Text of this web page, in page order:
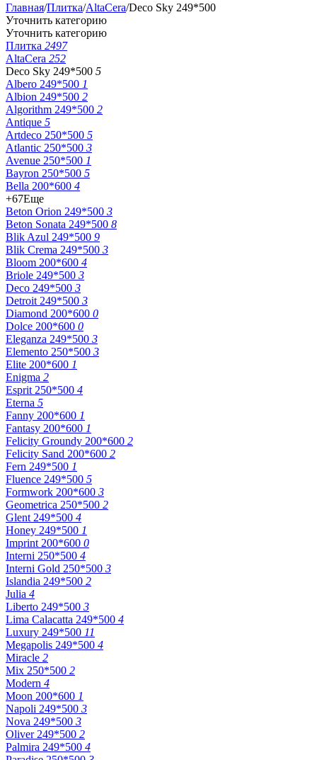
Главная/Плитка/AltaCera/Deco Sky 249*500
Уточнить категорию
Уточнить категорию
Плитка 2497
AltaCera 252
Deco Sky 249*500 5
Albero 249*500 1
Albion 249*500 2
Algorithm 249*500 2
Antique 5
Artdeco 250*500 5
Atlantic 250*500 3
Avenue 250*500 1
Bayron 250*500 5
Bella 200*600 4
+67Еще
Beton Orion 249*500 3
Beton Sonata 249*500 8
Blik Azul 249*500 9
Blik Crema 249*500 3
Bloom 200*600 4
Briole 249*500 3
Deco 249*500 3
Detroit 249*500 3
Diamond 200*600 0
Dolce 200*600 0
Eleganza 249*500 3
Elemento 250*500 3
Elite 200*600 1
Enigma 2
Esprit 250*500 4
Eterna 5
Fanny 200*600 1
Fantasy 200*600 1
Felicity Groundy 200*600 2
Felicity Sand 200*600 2
Fern 249*500 1
Fluence 249*500 5
Formwork 200*600 3
Geometrica 250*500 2
Glent 249*500 4
Honey 249*500 1
Imprint 200*600 0
Interni 250*500 4
Interni Gold 250*500 3
Islandia 249*500 2
Julia 4
Liberto 249*500 3
Lima Calacatta 249*500 4
Luxury 249*500 11
Megapolis 249*500 4
Miracle 2
Mix 250*500 2
Modern 4
Moon 200*600 1
Napoli 249*500 3
Nova 249*500 3
Oliver 249*500 2
Palmira 249*500 4